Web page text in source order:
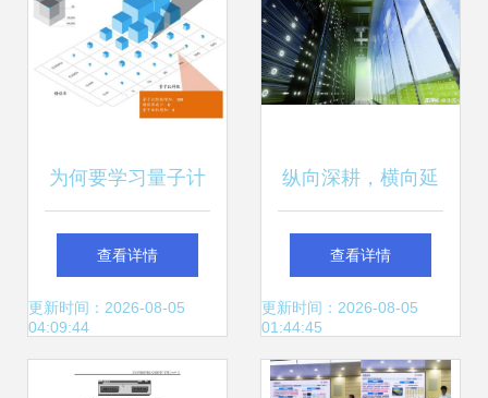
为何要学习量子计
算机科技领域的技
术开发
查看详情
更新时间：2026-08-05
04:09:44
纵向深耕，横向延
伸 AI科技2022年步
入深水区的多维探
索
查看详情
更新时间：2026-08-05
01:44:45